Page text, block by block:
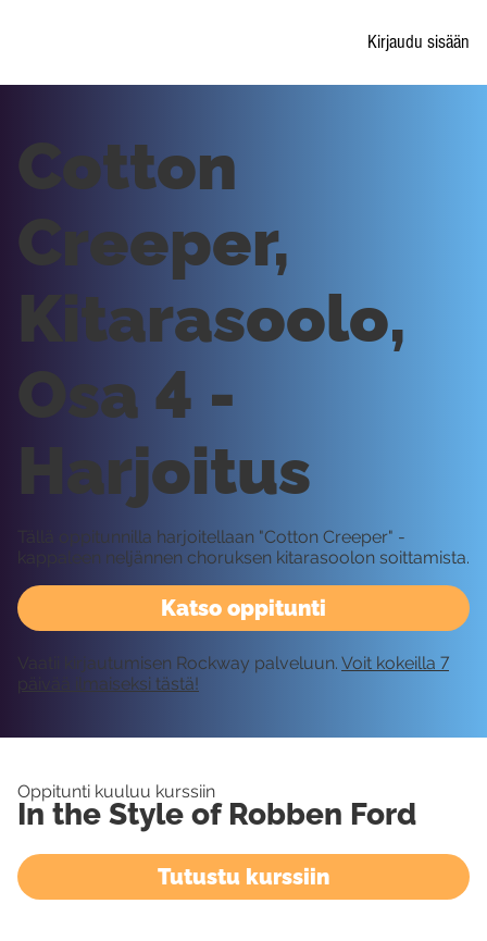
Kirjaudu sisään
Katso oppitunti
Cotton
Creeper,
Kitarasoolo,
Osa 4 -
Harjoitus
Tällä oppitunnilla harjoitellaan "Cotton Creeper" -
kappaleen neljännen choruksen kitarasoolon soittamista.
Vaatii kirjautumisen Rockway palveluun. Voit kokeilla 7
päivää ilmaiseksi tästä!
Oppitunti kuuluu kurssiin
In the Style of Robben Ford
Tutustu kurssiin